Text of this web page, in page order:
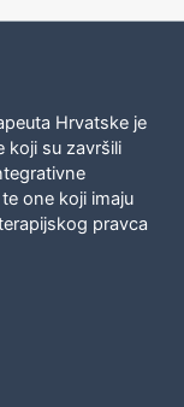
Hrvatske je
koji su završili
one koji imaju
pravca